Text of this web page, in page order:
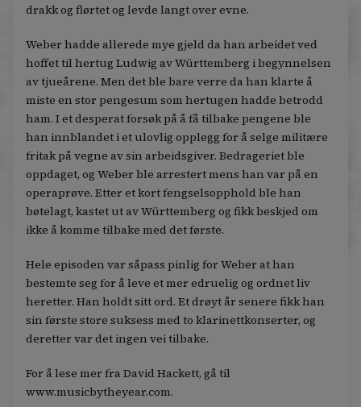
drakk og flørtet og levde langt over evne.
Weber hadde allerede mye gjeld da han arbeidet ved
hoffet til hertug Ludwig av Württemberg i begynnelsen
av tjueårene. Men det ble bare verre da han klarte å
miste en stor pengesum som hertugen hadde betrodd
ham. I et desperat forsøk på å få tilbake pengene ble
han innblandet i et ulovlig opplegg for å selge militære
fritak på vegne av sin arbeidsgiver. Bedrageriet ble
oppdaget, og Weber ble arrestert mens han var på en
operaprøve. Etter et kort fengselsopphold ble han
bøtelagt, kastet ut av Württemberg og fikk beskjed om
ikke å komme tilbake med det første.
Hele episoden var såpass pinlig for Weber at han
bestemte seg for å leve et mer edruelig og ordnet liv
heretter. Han holdt sitt ord. Et drøyt år senere fikk han
sin første store suksess med to klarinettkonserter, og
deretter var det ingen vei tilbake.
For å lese mer fra David Hackett, gå til
www.musicbytheyear.com.